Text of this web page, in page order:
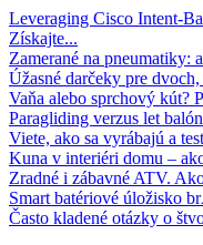
Leveraging Cisco Intent-
Získajte...
Zamerané na pneumatiky:
Úžasné darčeky pre
Vaňa alebo sprchový kút?
Paragliding verzus let
Viete, ako sa vyrábajú a
Kuna v interiéri domu –
Zradné i zábavné ATV.
Smart batériové úložisko
Často kladené otázky o